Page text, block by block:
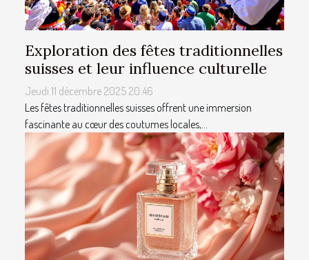
Exploration des fêtes traditionnelles
suisses et leur influence culturelle
Jeudi 11 décembre 2025 20:46
Les fêtes traditionnelles suisses offrent une immersion
fascinante au cœur des coutumes locales,...